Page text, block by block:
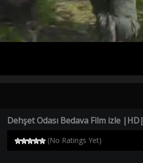
Dehşet Odası Bedava Film izle |HD|
(No Ratings Yet)